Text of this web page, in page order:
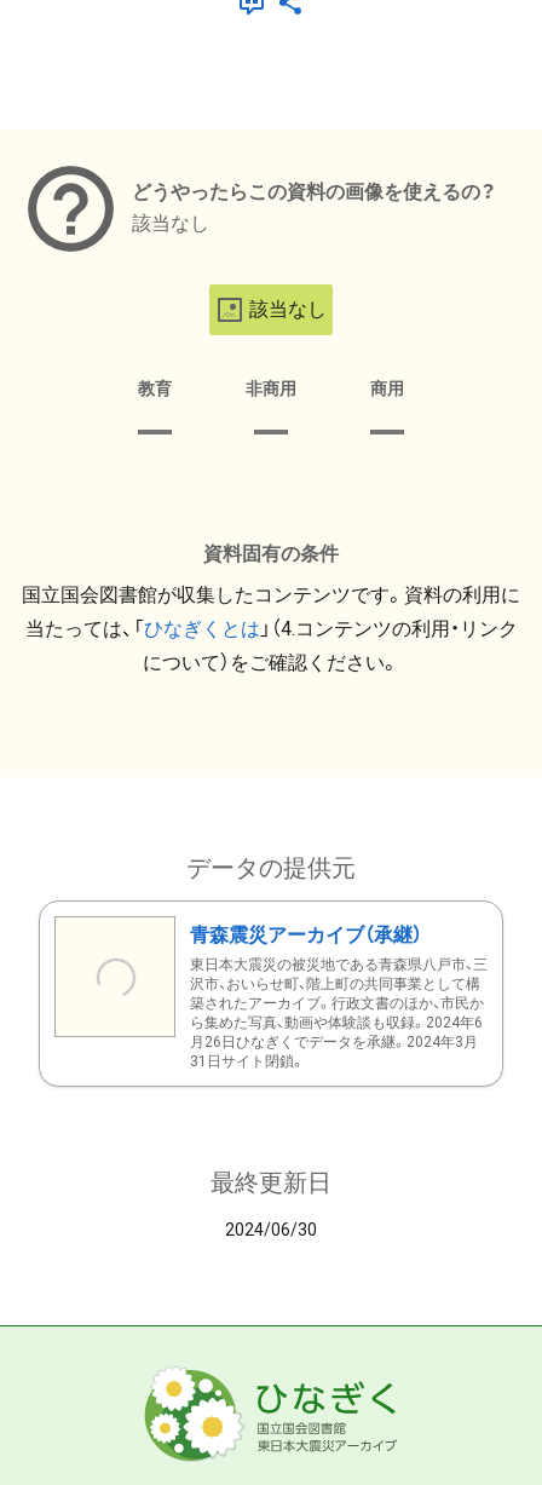
どうやったらこの資料の画像を使えるの？
該当なし
該当なし
教育 非商用 商用
資料固有の条件
国立国会図書館が収集したコンテンツです。資料の利用に
当たっては、「ひなぎくとは 」（4.コンテンツの利用・リンク
について）をご確認ください。
データの提供元
青森震災アーカイブ（承継）
東日本大震災の被災地である青森県八戸市、三
沢市、おいらせ町、階上町の共同事業として構
築されたアーカイブ。行政文書のほか、市民か
ら集めた写真、動画や体験談も収録。2024年6
月26日ひなぎくでデータを承継。2024年3月
31日サイト閉鎖。
最終更新日
2024/06/30